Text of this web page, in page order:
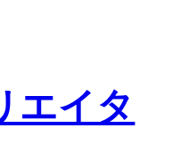
エイタ